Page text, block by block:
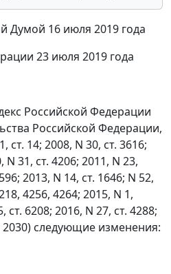
Думой 16 июля 2019 года
23 июля 2019 года
Российской Федерации
Российской Федерации,
ст. 14; 2008, N 30, ст. 3616;
N 31, ст. 4206; 2011, N 23,
2013, N 14, ст. 1646; N 52,
4256, 4264; 2015, N 1,
ст. 6208; 2016, N 27, ст. 4288;
2030) следующие изменения: